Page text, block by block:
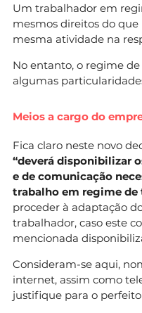
Um trabalhador em
mesmos direitos do
mesma atividade na
No entanto, o regime
algumas
Meios a cargo do
Fica claro neste novo
“deverá disponibilizar
e de comunicação
trabalho em regime de
proceder à adaptação
trabalhador, caso este
mencionada
Consideram-se aqui,
internet, assim como
justifique para o